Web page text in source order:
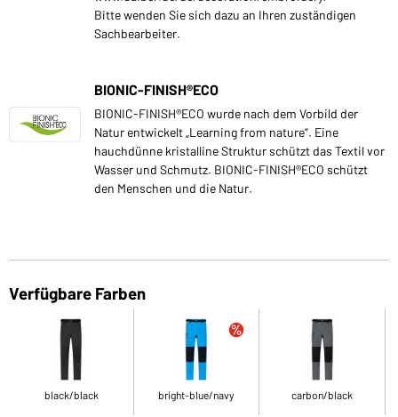
Bitte wenden Sie sich dazu an Ihren zuständigen
Sachbearbeiter.
BIONIC-FINISH®ECO
BIONIC-FINISH®ECO wurde nach dem Vorbild der
Natur entwickelt „Learning from nature“. Eine
hauchdünne kristalline Struktur schützt das Textil vor
Wasser und Schmutz. BIONIC-FINISH®ECO schützt
den Menschen und die Natur.
Verfügbare Farben
black/black bright-blue/navy carbon/black